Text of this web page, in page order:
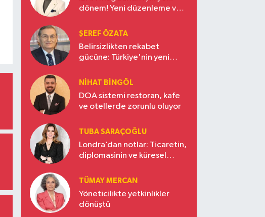
dönem! Yeni düzenleme ve
ŞEREF ÖZATA
Belirsizlikten rekabet
gücüne: Türkiye'nin yeni
NIHAT BINGÖL
DOA sistemi restoran, kafe
ve otellerde zorunlu oluyor
TUBA SARAÇOĞLU
Londra’dan notlar: Ticaretin,
diplomasinin ve küresel
Türkiye’nin yükselen gücü
TÜMAY MERCAN
Yöneticilikte yetkinlikler
dönüştü